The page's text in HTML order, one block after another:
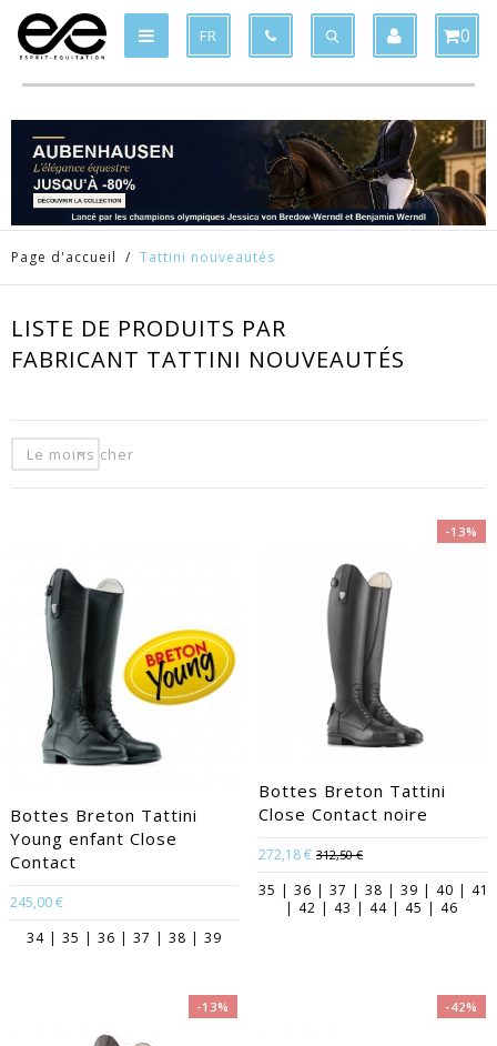
FR 0
Page d'accueil / Tattini nouveautés
LISTE DE PRODUITS PAR
FABRICANT TATTINI NOUVEAUTÉS
Le moins cher
Bottes Breton Tattini
Young enfant Close
Contact
245,00 €
34 | 35 | 36 | 37 | 38 | 39
-13%
Bottes Breton Tattini
Close Contact noire
272,18 € 312,50 €
35 | 36 | 37 | 38 | 39 | 40 | 41
| 42 | 43 | 44 | 45 | 46
-13% -42%
Produit ajouté au panier x
Produit supprimé du panier x